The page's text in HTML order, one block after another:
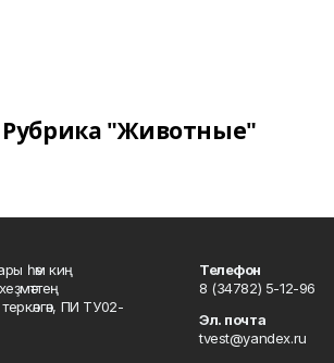
Рубрика "Животные"
һәм киң
ПИ ТУ02-
Телефон
8 (34782) 5-12-96
Эл. почта
tvest@yandex.ru